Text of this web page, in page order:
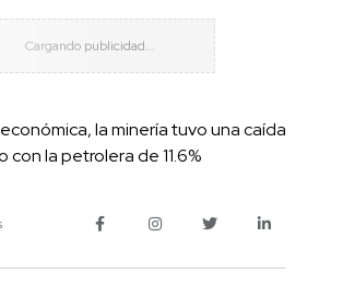
la minería tuvo una caída
con la petrolera de 11.6%